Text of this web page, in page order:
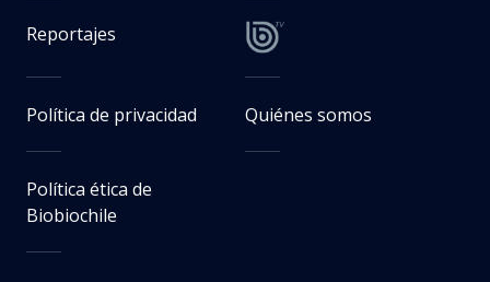
Reportajes
Política de privacidad Quiénes somos
Política ética de
Biobiochile